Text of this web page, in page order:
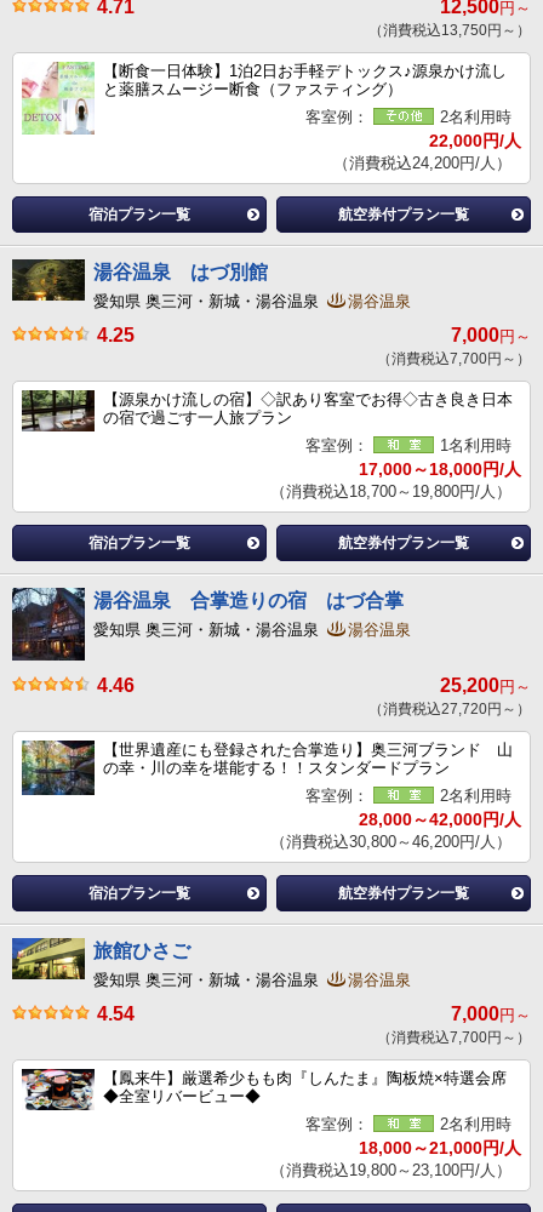
4.71 12,500円～
（消費税込13,750円～）
【断食一日体験】1泊2日お手軽デトックス♪源泉かけ流し
と薬膳スムージー断食（ファスティング）
客室例：
2名利用時
22,000円/人
（消費税込24,200円/人）
宿泊プラン一覧 航空券付プラン一覧
湯谷温泉 はづ別館
愛知県 奥三河・新城・湯谷温泉 湯谷温泉
4.25 7,000円～
（消費税込7,700円～）
【源泉かけ流しの宿】◇訳あり客室でお得◇古き良き日本
の宿で過ごす一人旅プラン
客室例：
1名利用時
17,000～18,000円/人
（消費税込18,700～19,800円/人）
宿泊プラン一覧 航空券付プラン一覧
湯谷温泉 合掌造りの宿 はづ合掌
愛知県 奥三河・新城・湯谷温泉 湯谷温泉
4.46 25,200円～
（消費税込27,720円～）
【世界遺産にも登録された合掌造り】奥三河ブランド 山
の幸・川の幸を堪能する！！スタンダードプラン
客室例：
2名利用時
28,000～42,000円/人
（消費税込30,800～46,200円/人）
宿泊プラン一覧 航空券付プラン一覧
旅館ひさご
愛知県 奥三河・新城・湯谷温泉 湯谷温泉
4.54 7,000円～
（消費税込7,700円～）
【鳳来牛】厳選希少もも肉『しんたま』陶板焼×特選会席
◆全室リバービュー◆
客室例：
2名利用時
18,000～21,000円/人
（消費税込19,800～23,100円/人）